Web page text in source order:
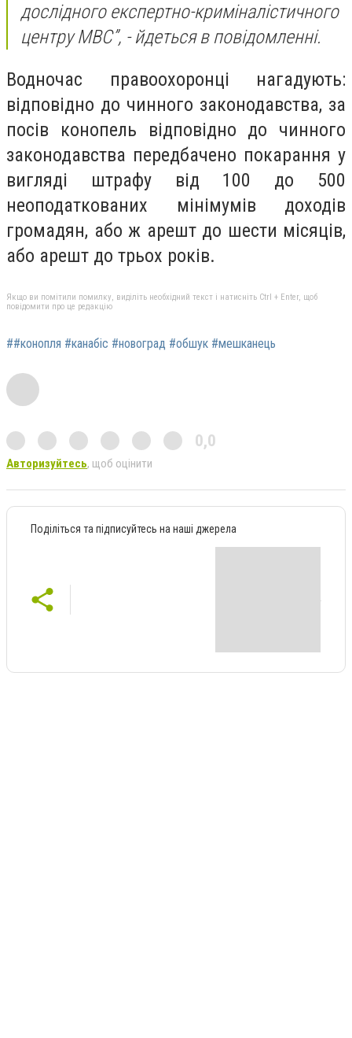
дослідного експертно-криміналістичного
центру МВС”, - йдеться в повідомленні.
Водночас правоохоронці нагадують:
відповідно до чинного законодавства, за
посів конопель відповідно до чинного
законодавства передбачено покарання у
вигляді штрафу від 100 до 500
неоподаткованих мінімумів доходів
громадян, або ж арешт до шести місяців,
або арешт до трьох років.
Якщо ви помітили помилку, виділіть необхідний текст і натисніть Ctrl + Enter, щоб
повідомити про це редакцію
##конопля #канабіс #новоград #обшук #мешканець
0,0
Авторизуйтесь, щоб оцінити
Поділіться та підписуйтесь на наші джерела